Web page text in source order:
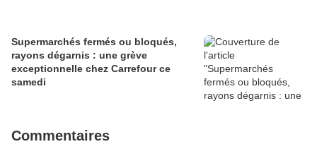
Supermarchés fermés ou bloqués,
rayons dégarnis : une grève
exceptionnelle chez Carrefour ce
samedi
Commentaires